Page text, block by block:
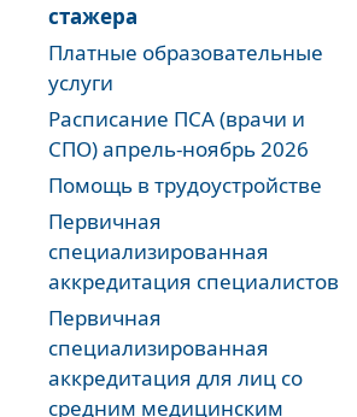
стажера
Платные образовательные
услуги
Расписание ПСА (врачи и
СПО) апрель-ноябрь 2026
Помощь в трудоустройстве
Первичная
специализированная
аккредитация специалистов
Первичная
специализированная
аккредитация для лиц со
средним медицинским